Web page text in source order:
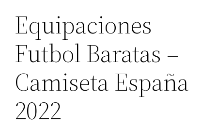
Equipaciones
Futbol Baratas –
Camiseta España
2022